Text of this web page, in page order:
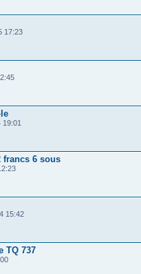
17:23
19:01
francs 6 sous
15:42
TQ 737